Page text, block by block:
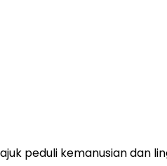
peduli kemanusian dan